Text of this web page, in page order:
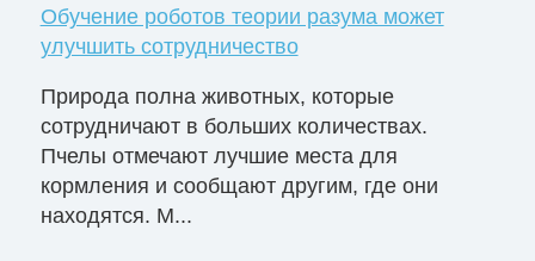
Обучение роботов теории разума может
улучшить сотрудничество
Природа полна животных, которые
сотрудничают в больших количествах.
Пчелы отмечают лучшие места для
кормления и сообщают другим, где они
находятся. М...